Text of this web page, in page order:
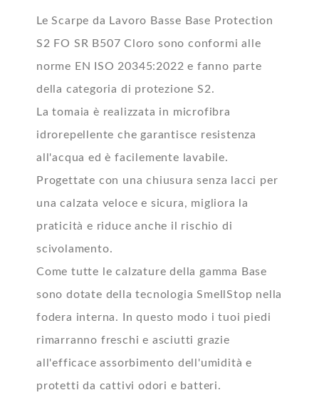
Le Scarpe da Lavoro Basse Base Protection
S2 FO SR B507 Cloro sono conformi alle
norme EN ISO 20345:2022 e fanno parte
della categoria di protezione S2.
La tomaia è realizzata in microfibra
idrorepellente che garantisce resistenza
all'acqua ed è facilemente lavabile.
Progettate con una chiusura senza lacci per
una calzata veloce e sicura, migliora la
praticità e riduce anche il rischio di
scivolamento.
Come tutte le calzature della gamma Base
sono dotate della tecnologia SmellStop nella
fodera interna. In questo modo i tuoi piedi
rimarranno freschi e asciutti grazie
all'efficace assorbimento dell'umidità e
protetti da cattivi odori e batteri.